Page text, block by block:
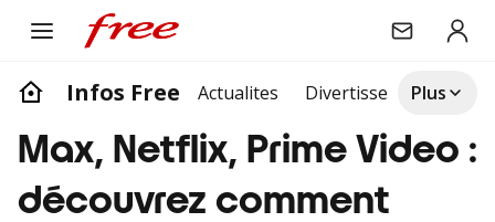
Infos Free Actualites DivertissementPlus
Max, Netflix, Prime Video :
découvrez comment